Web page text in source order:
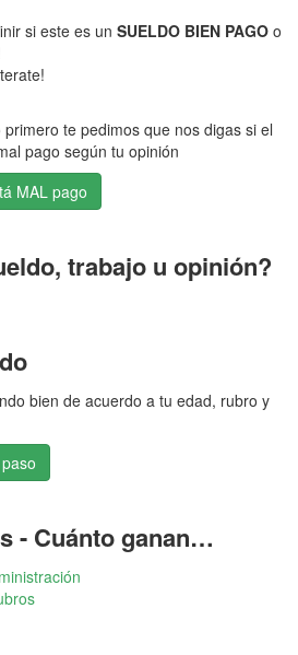
si este es un SUELDO BIEN PAGO o
te pedimos que nos digas si el
pago según tu opinión
trabajo u opinión?
bien de acuerdo a tu edad, rubro y
- Cuánto ganan…